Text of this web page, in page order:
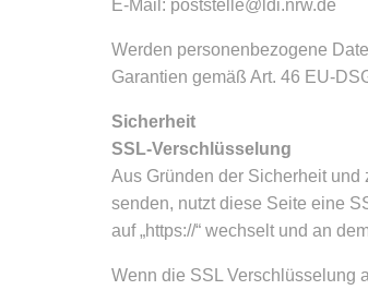
E-Mail: poststelle@ldi.nrw.de
Werden personenbezogene
Garantien gemäß Art. 46 EU-
Sicherheit
SSL-Verschlüsselung
Aus Gründen der Sicherheit
senden, nutzt diese Seite eine
auf „https://“ wechselt und an
Wenn die SSL Verschlüsselung